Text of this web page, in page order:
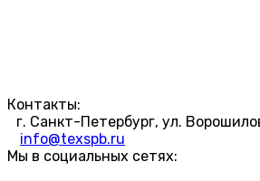
Контакты:
г. Санкт-Петербург, ул.
info@texspb.ru
Мы в социальных сетях: